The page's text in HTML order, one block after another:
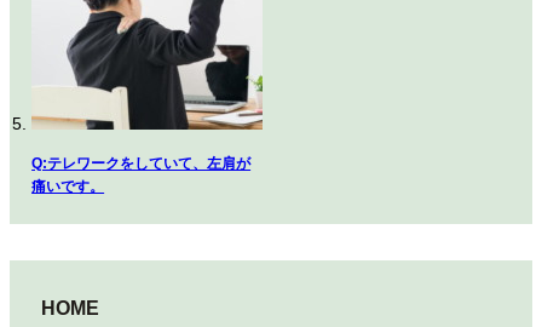
Q:テレワークをしていて、左肩が
痛いです。
HOME